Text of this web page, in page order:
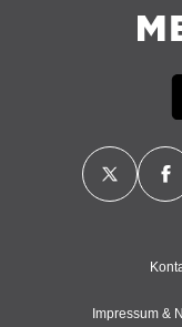
Impressum &